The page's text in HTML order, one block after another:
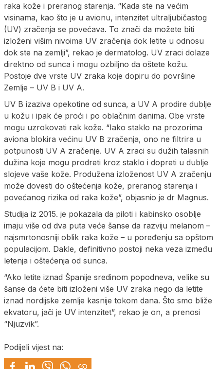
raka kože i preranog starenja. “Kada ste na većim
visinama, kao što je u avionu, intenzitet ultraljubičastog
(UV) zračenja se povećava. To znači da možete biti
izloženi višim nivoima UV zračenja dok letite u odnosu
dok ste na zemlji”, rekao je dermatolog. UV zraci dolaze
direktno od sunca i mogu ozbiljno da oštete kožu.
Postoje dve vrste UV zraka koje dopiru do površine
Zemlje – UV B i UV A.
UV B izaziva opekotine od sunca, a UV A prodire dublje
u kožu i ipak će proći i po oblačnim danima. Obe vrste
mogu uzrokovati rak kože. “Iako staklo na prozorima
aviona blokira većinu UV B zračenja, ono ne filtrira u
potpunosti UV A zračenje. UV A zraci su dužih talasnih
dužina koje mogu prodreti kroz staklo i dopreti u dublje
slojeve vaše kože. Produžena izloženost UV A zračenju
može dovesti do oštećenja kože, preranog starenja i
povećanog rizika od raka kože”, objasnio je dr Magnus.
Studija iz 2015. je pokazala da piloti i kabinsko osoblje
imaju više od dva puta veće šanse da razviju melanom –
najsmrtonosniji oblik raka kože – u poređenju sa opštom
populacijom. Dakle, definitivno postoji neka veza između
letenja i oštećenja od sunca.
“Ako letite iznad Španije sredinom popodneva, velike su
šanse da ćete biti izloženi više UV zraka nego da letite
iznad nordijske zemlje kasnije tokom dana. Što smo bliže
ekvatoru, jači je UV intenzitet”, rekao je on, a prenosi
“Njuzvik”.
Podijeli vijest na: